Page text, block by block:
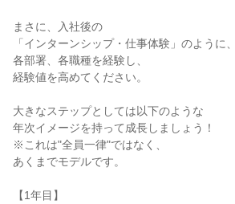
まさに、入社後の
「インターンシップ・仕事体験」のように、
各部署、各職種を経験し、
経験値を高めてください。
大きなステップとしては以下のような
年次イメージを持って成長しましょう！
※これは"全員一律"ではなく、
あくまでモデルです。
【1年目】